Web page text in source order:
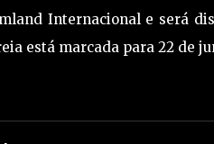
Internacional e será
está marcada para 22 de